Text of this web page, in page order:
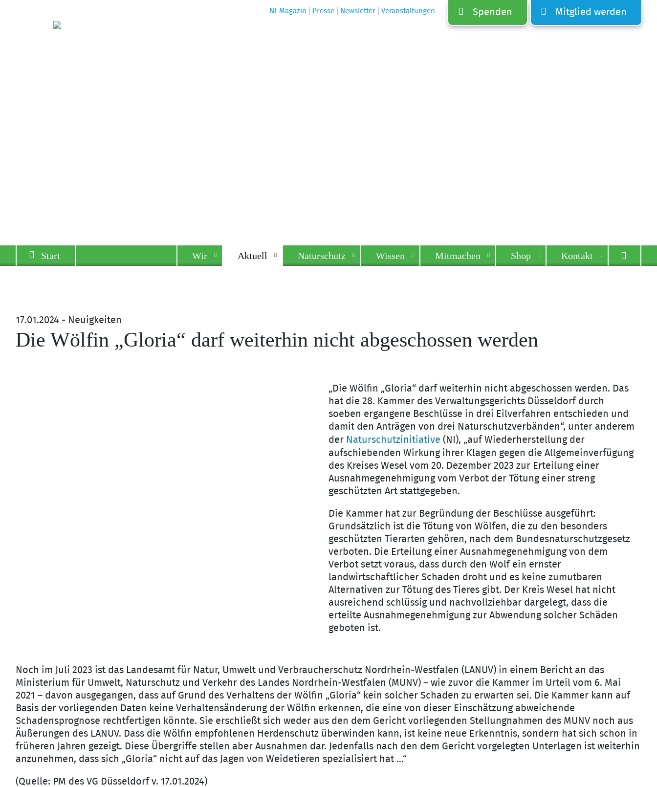
17.01.2024 - Neuigkeiten
Die Wölfin „Gloria“ darf weiterhin nicht abgeschossen werden
„Die Wölfin „Gloria“ darf weiterhin nicht abgeschossen werden. Das
hat die 28. Kammer des Verwaltungsgerichts Düsseldorf durch
soeben ergangene Beschlüsse in drei Eilverfahren entschieden und
damit den Anträgen von drei Naturschutzverbänden“, unter anderem
der Naturschutzinitiative (NI), „auf Wiederherstellung der
aufschiebenden Wirkung ihrer Klagen gegen die Allgemeinverfügung
des Kreises Wesel vom 20. Dezember 2023 zur Erteilung einer
Ausnahmegenehmigung vom Verbot der Tötung einer streng
geschützten Art stattgegeben.
Die Kammer hat zur Begründung der Beschlüsse ausgeführt:
Grundsätzlich ist die Tötung von Wölfen, die zu den besonders
geschützten Tierarten gehören, nach dem Bundesnaturschutzgesetz
verboten. Die Erteilung einer Ausnahmegenehmigung von dem
Verbot setzt voraus, dass durch den Wolf ein ernster
landwirtschaftlicher Schaden droht und es keine zumutbaren
Alternativen zur Tötung des Tieres gibt. Der Kreis Wesel hat nicht
ausreichend schlüssig und nachvollziehbar dargelegt, dass die
erteilte Ausnahmegenehmigung zur Abwendung solcher Schäden
geboten ist.
Noch im Juli 2023 ist das Landesamt für Natur, Umwelt und Verbraucherschutz Nordrhein-Westfalen (LANUV) in einem Bericht an das
Ministerium für Umwelt, Naturschutz und Verkehr des Landes Nordrhein-Westfalen (MUNV) – wie zuvor die Kammer im Urteil vom 6. Mai
2021 – davon ausgegangen, dass auf Grund des Verhaltens der Wölfin „Gloria“ kein solcher Schaden zu erwarten sei. Die Kammer kann auf
Basis der vorliegenden Daten keine Verhaltensänderung der Wölfin erkennen, die eine von dieser Einschätzung abweichende
Schadensprognose rechtfertigen könnte. Sie erschließt sich weder aus den dem Gericht vorliegenden Stellungnahmen des MUNV noch aus
Äußerungen des LANUV. Dass die Wölfin empfohlenen Herdenschutz überwinden kann, ist keine neue Erkenntnis, sondern hat sich schon in
früheren Jahren gezeigt. Diese Übergriffe stellen aber Ausnahmen dar. Jedenfalls nach den dem Gericht vorgelegten Unterlagen ist weiterhin
anzunehmen, dass sich „Gloria“ nicht auf das Jagen von Weidetieren spezialisiert hat …“
(Quelle: PM des VG Düsseldorf v. 17.01.2024)
NI-Magazin Presse Newsletter Veranstaltungen Spenden Mitglied werden
Start Wir Aktuell Naturschutz Wissen Mitmachen Shop Kontakt